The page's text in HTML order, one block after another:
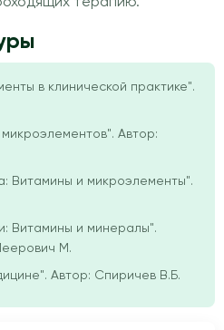
в клинической практике".
Автор:
Витамины и микроэлементы".
Витамины и минералы".
М.
Автор: Спиричев В.Б.